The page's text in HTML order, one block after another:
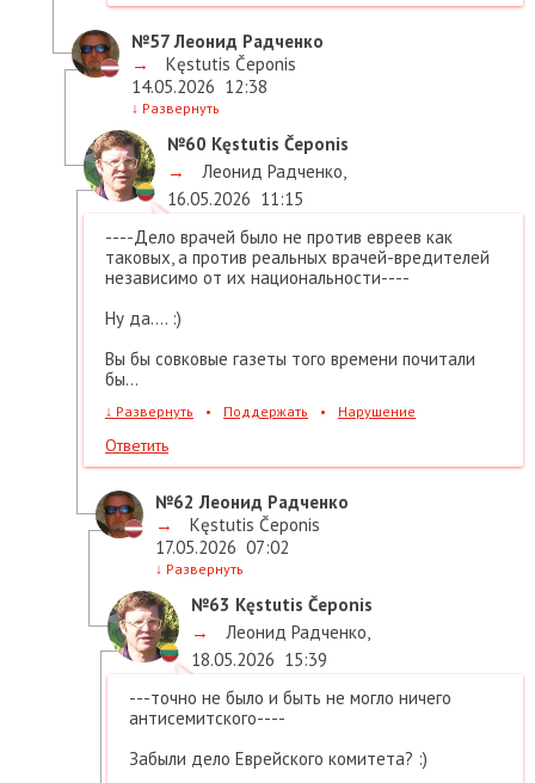
№57Леонид Радченко
→
Kęstutis Čeponis
14.05.2026 12:38
↓ Развернуть
№60 Kęstutis Čeponis
→
Леонид Радченко,
16.05.2026 11:15
----Дело врачей было не против евреев как
таковых, а против реальных врачей-вредителей
независимо от их национальности----
Ну да.... :)
Вы бы совковые газеты того времени почитали
бы...
↓ Развернуть • Поддержать • Нарушение
Ответить
№62 Леонид Радченко
→
Kęstutis Čeponis
17.05.2026 07:02
↓ Развернуть
№63 Kęstutis Čeponis
→
Леонид Радченко,
18.05.2026 15:39
---точно не было и быть не могло ничего
антисемитского----
Забыли дело Еврейского комитета? :)